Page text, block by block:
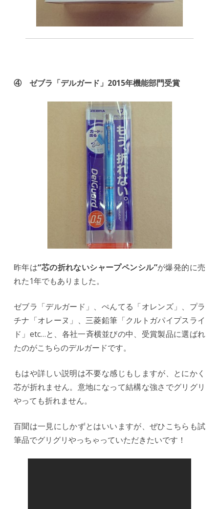
④ ゼブラ「デルガード」2015年機能部門受賞
昨年は“芯の折れないシャープペンシル”が爆発的に売
れた1年でもありました。
ゼブラ「デルガード」、ぺんてる「オレンズ」、プラ
チナ「オレーヌ」、三菱鉛筆「クルトガパイプスライ
ド」etc…と、各社一斉横並びの中、受賞製品に選ばれ
たのがこちらのデルガードです。
もはや詳しい説明は不要な感じもしますが、とにかく
芯が折れません。意地になって結構な強さでグリグリ
やっても折れません。
百聞は一見にしかずとはいいますが、ぜひこちらも試
筆品でグリグリやっちゃっていただきたいです！